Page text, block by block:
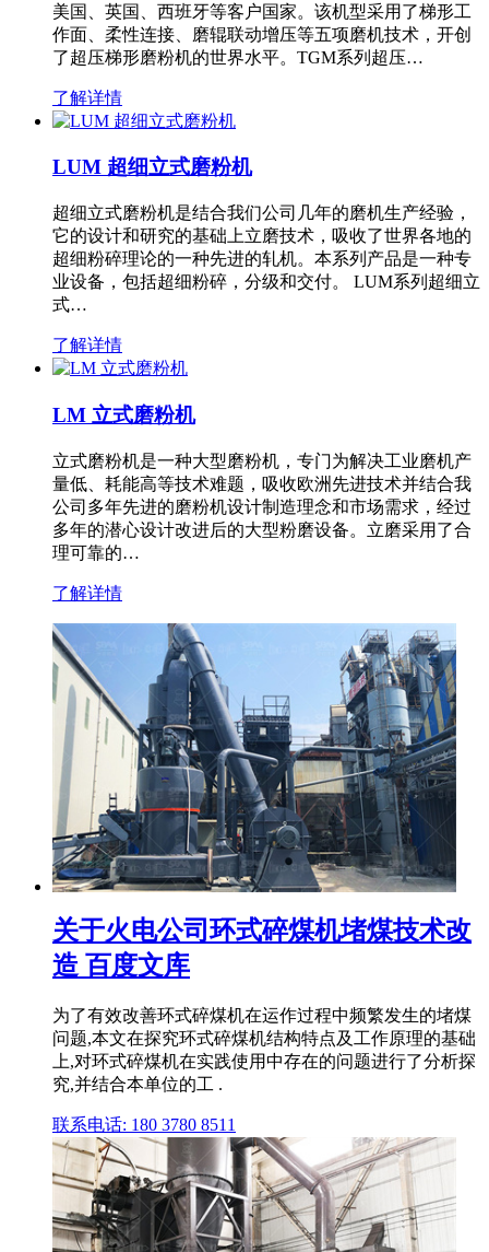
美国、英国、西班牙等客户国家。该机型采用了梯形工
作面、柔性连接、磨辊联动增压等五项磨机技术，开创
了超压梯形磨粉机的世界水平。TGM系列超压…
了解详情
LUM 超细立式磨粉机
超细立式磨粉机是结合我们公司几年的磨机生产经验，
它的设计和研究的基础上立磨技术，吸收了世界各地的
超细粉碎理论的一种先进的轧机。本系列产品是一种专
业设备，包括超细粉碎，分级和交付。 LUM系列超细立
式…
了解详情
LM 立式磨粉机
立式磨粉机是一种大型磨粉机，专门为解决工业磨机产
量低、耗能高等技术难题，吸收欧洲先进技术并结合我
公司多年先进的磨粉机设计制造理念和市场需求，经过
多年的潜心设计改进后的大型粉磨设备。立磨采用了合
理可靠的…
了解详情
关于火电公司环式碎煤机堵煤技术改
造 百度文库
为了有效改善环式碎煤机在运作过程中频繁发生的堵煤
问题,本文在探究环式碎煤机结构特点及工作原理的基础
上,对环式碎煤机在实践使用中存在的问题进行了分析探
究,并结合本单位的工 .
联系电话: 180 3780 8511